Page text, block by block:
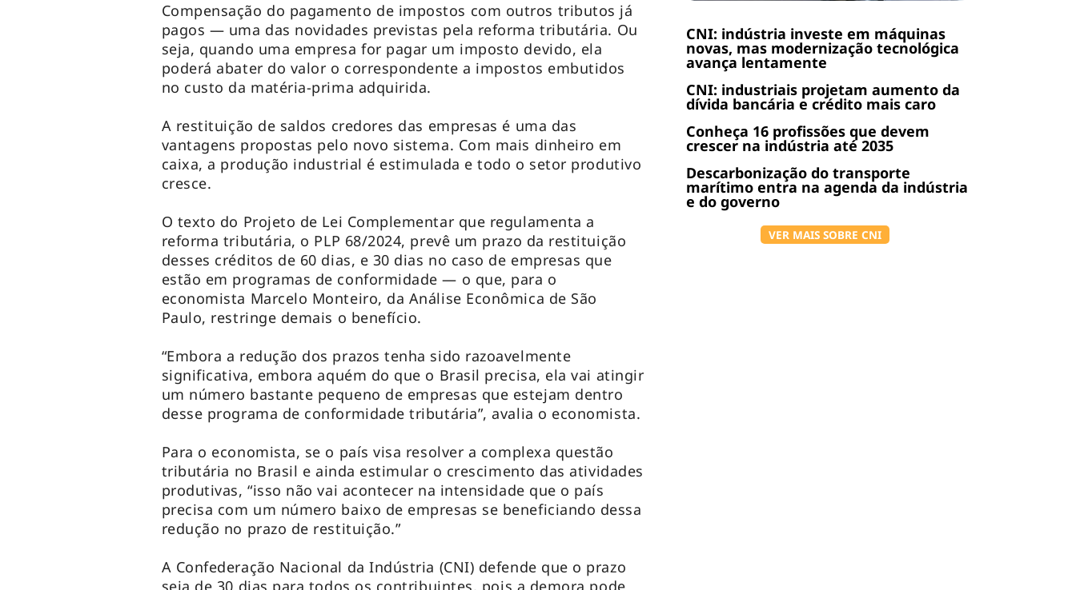
CNI: indústria investe em máquinas
novas, mas modernização tecnológica
avança lentamente
CNI: industriais projetam aumento da
dívida bancária e crédito mais caro
Conheça 16 profissões que devem
crescer na indústria até 2035
Descarbonização do transporte
marítimo entra na agenda da indústria
e do governo
VER MAIS SOBRE CNI
Compensação do pagamento de impostos com outros tributos já
pagos — uma das novidades previstas pela reforma tributária. Ou
seja, quando uma empresa for pagar um imposto devido, ela
poderá abater do valor o correspondente a impostos embutidos
no custo da matéria-prima adquirida.
A restituição de saldos credores das empresas é uma das
vantagens propostas pelo novo sistema. Com mais dinheiro em
caixa, a produção industrial é estimulada e todo o setor produtivo
cresce.
O texto do Projeto de Lei Complementar que regulamenta a
reforma tributária, o PLP 68/2024, prevê um prazo da restituição
desses créditos de 60 dias, e 30 dias no caso de empresas que
estão em programas de conformidade — o que, para o
economista Marcelo Monteiro, da Análise Econômica de São
Paulo, restringe demais o benefício.
“Embora a redução dos prazos tenha sido razoavelmente
significativa, embora aquém do que o Brasil precisa, ela vai atingir
um número bastante pequeno de empresas que estejam dentro
desse programa de conformidade tributária”, avalia o economista.
Para o economista, se o país visa resolver a complexa questão
tributária no Brasil e ainda estimular o crescimento das atividades
produtivas, “isso não vai acontecer na intensidade que o país
precisa com um número baixo de empresas se beneficiando dessa
redução no prazo de restituição.”
A Confederação Nacional da Indústria (CNI) defende que o prazo